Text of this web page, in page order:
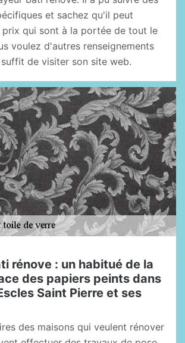
et sachez qu'il peut
prix qui sont à la portée de tout le
voulez d'autres renseignements
de visiter son site web.
rénove : un habitué de la
des papiers peints dans
Saint Pierre et ses
des maisons qui veulent rénover